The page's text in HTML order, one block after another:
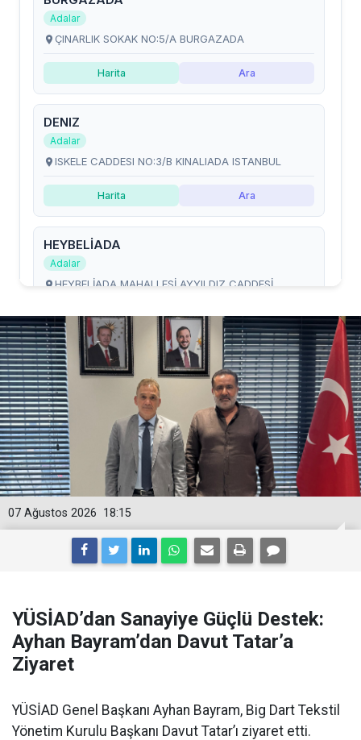
18:15
07 Ağustos 2026
YÜSİAD’dan Sanayiye Güçlü Destek:
Ayhan Bayram’dan Davut Tatar’a
Ziyaret
YÜSİAD Genel Başkanı Ayhan Bayram, Big Dart Tekstil
Yönetim Kurulu Başkanı Davut Tatar’ı ziyaret etti.